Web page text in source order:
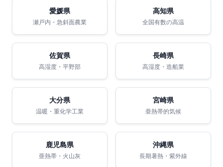
愛媛県
瀬戸内・急斜面農業
高知県
全国有数の高温
佐賀県
高湿度・平野部
長崎県
高湿度・造船業
大分県
温暖・重化学工業
宮崎県
亜熱帯的気候
鹿児島県
亜熱帯・火山灰
沖縄県
長期暑熱・紫外線